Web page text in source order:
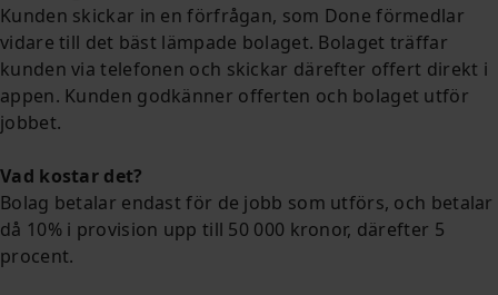
Kunden skickar in en förfrågan, som Done förmedlar
vidare till det bäst lämpade bolaget. Bolaget träffar
kunden via telefonen och skickar därefter offert direkt i
appen. Kunden godkänner offerten och bolaget utför
jobbet.
Vad kostar det?
Bolag betalar endast för de jobb som utförs, och betalar
då 10% i provision upp till 50 000 kronor, därefter 5
procent.